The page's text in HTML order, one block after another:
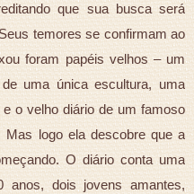
que sua busca será
temores se confirmam ao
foram papéis velhos – um
uma única escultura, uma
o velho diário de um famoso
Mas logo ela descobre que a
O diário conta uma
anos, dois jovens amantes,